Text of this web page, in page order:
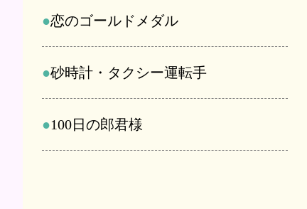
恋のゴールドメダル
砂時計・タクシー運転手
100日の郎君様